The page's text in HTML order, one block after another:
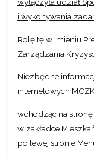
i wykonywania
Rolę tę w imieniu
Zarządzania
Niezbędne
internetowych
wchodząc na
w zakładce
po lewej stronie